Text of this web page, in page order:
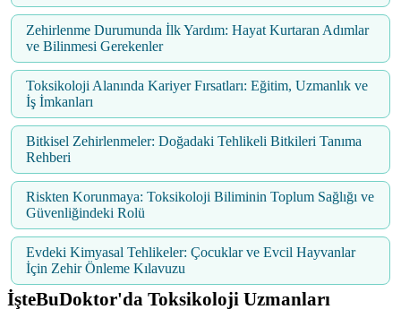
Zehirlenme Durumunda İlk Yardım: Hayat Kurtaran Adımlar
ve Bilinmesi Gerekenler
Toksikoloji Alanında Kariyer Fırsatları: Eğitim, Uzmanlık ve
İş İmkanları
Bitkisel Zehirlenmeler: Doğadaki Tehlikeli Bitkileri Tanıma
Rehberi
Riskten Korunmaya: Toksikoloji Biliminin Toplum Sağlığı ve
Güvenliğindeki Rolü
Evdeki Kimyasal Tehlikeler: Çocuklar ve Evcil Hayvanlar
İçin Zehir Önleme Kılavuzu
İşteBuDoktor'da Toksikoloji Uzmanları